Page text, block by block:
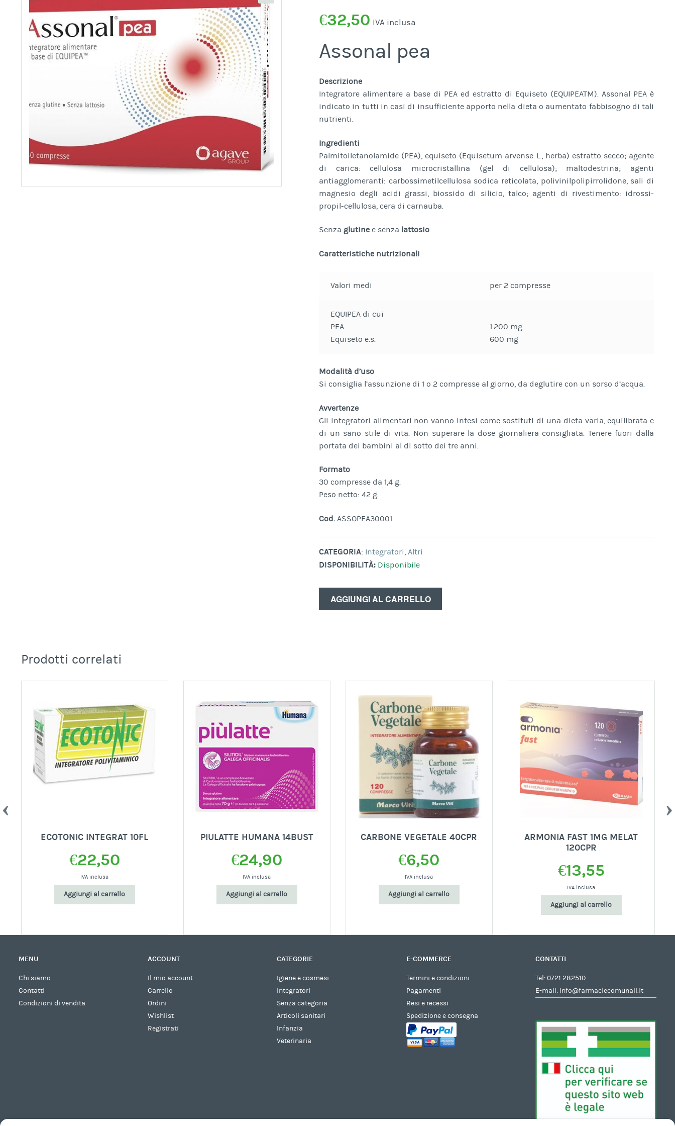
€32,50 IVA inclusa
Assonal pea
Descrizione
Integratore alimentare a base di PEA ed estratto di Equiseto (EQUIPEATM). Assonal PEA è
indicato in tutti in casi di insufficiente apporto nella dieta o aumentato fabbisogno di tali
nutrienti.
Ingredienti
Palmitoiletanolamide (PEA), equiseto (Equisetum arvense L., herba) estratto secco; agente
di carica: cellulosa microcristallina (gel di cellulosa); maltodestrina; agenti
antiagglomeranti: carbossimetilcellulosa sodica reticolata, polivinilpolipirrolidone, sali di
magnesio degli acidi grassi, biossido di silicio, talco; agenti di rivestimento: idrossi-
propil-cellulosa, cera di carnauba.
Senza glutinee senza lattosio.
Caratteristiche nutrizionali
Valori medi per 2 compresse
EQUIPEA di cui
PEA
Equiseto e.s.
1.200 mg
600 mg
Modalità d’uso
Si consiglia l’assunzione di 1 o 2 compresse al giorno, da deglutire con un sorso d’acqua.
Avvertenze
Gli integratori alimentari non vanno intesi come sostituti di una dieta varia, equilibrata e
di un sano stile di vita. Non superare la dose giornaliera consigliata. Tenere fuori dalla
portata dei bambini al di sotto dei tre anni.
Formato
30 compresse da 1,4 g.
Peso netto: 42 g.
Cod.ASSOPEA30001
CATEGORIA: Integratori, Altri
DISPONIBILITÀ: Disponibile
AGGIUNGI AL CARRELLO
Prodotti correlati
ECOTONIC INTEGRAT 10FL
€22,50
IVA inclusa
Aggiungi al carrello
PIULATTE HUMANA 14BUST
€24,90
IVA inclusa
Aggiungi al carrello
CARBONE VEGETALE 40CPR
€6,50
IVA inclusa
Aggiungi al carrello
ARMONIA FAST 1MG MELAT
120CPR
€13,55
IVA inclusa
Aggiungi al carrello
MENU
Chi siamo
Contatti
Condizioni di vendita
ACCOUNT
Il mio account
Carrello
Ordini
Wishlist
Registrati
CATEGORIE
Igiene e cosmesi
Integratori
Senza categoria
Articoli sanitari
Infanzia
Veterinaria
E-COMMERCE
Termini e condizioni
Pagamenti
Resi e recessi
Spedizione e consegna
CONTATTI
Tel:0721 282510
E-mail: info@farmaciecomunali.it